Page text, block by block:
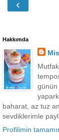
‹
Hakkımda
günün
baharat, az tuz
sevdiklerimle
Profilimin